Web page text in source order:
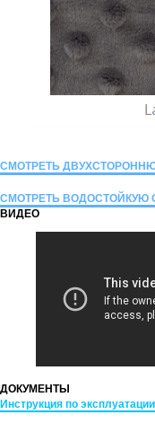
СМОТРЕТЬ
СМОТРЕТЬ ВОДОСТОЙКУЮ
ВИДЕО
ДОКУМЕНТЫ
Инструкция по эксплуатации